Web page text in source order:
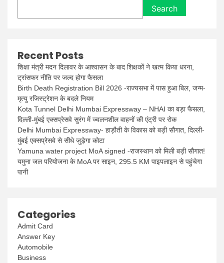
Search
Recent Posts
शिक्षा मंत्री मदन दिलावर के आश्वासन के बाद शिक्षकों ने खत्म किया धरना,
ट्रांसफर नीति पर जल्द होगा फैसला
Birth Death Registration Bill 2026 -राज्यसभा में पास हुआ बिल, जन्म-
मृत्यु रजिस्ट्रेशन के बदले नियम
Kota Tunnel Delhi Mumbai Expressway – NHAI का बड़ा फैसला,
दिल्ली-मुंबई एक्सप्रेसवे सुरंग में ज्वलनशील वाहनों की एंट्री पर रोक
Delhi Mumbai Expressway- हाड़ौती के विकास को बड़ी सौगात, दिल्ली-
मुंबई एक्सप्रेसवे से सीधे जुड़ेगा कोटा
Yamuna water project MoA signed -राजस्थान को मिली बड़ी सौगात!
यमुना जल परियोजना के MoA पर साइन, 295.5 KM पाइपलाइन से पहुंचेगा
पानी
Categories
Admit Card
Answer Key
Automobile
Business